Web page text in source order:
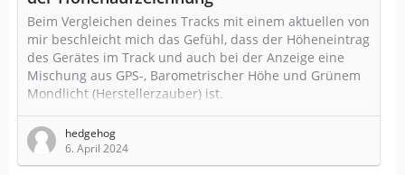
Beim Vergleichen deines Tracks mit einem aktuellen von
mir beschleicht mich das Gefühl, dass der Höheneintrag
des Gerätes im Track und auch bei der Anzeige eine
Mischung aus GPS-, Barometrischer Höhe und Grünem
Mondlicht (Herstellerzauber) ist.
Vermutlich machen das alle Hersteller so, Compe gibt
uns aber die gut versteckte Möglichkeit, die Grundlagen
der Berechnung (Luftdruck, GPS Höhe, Barometrische
hedgehog
6. April 2024